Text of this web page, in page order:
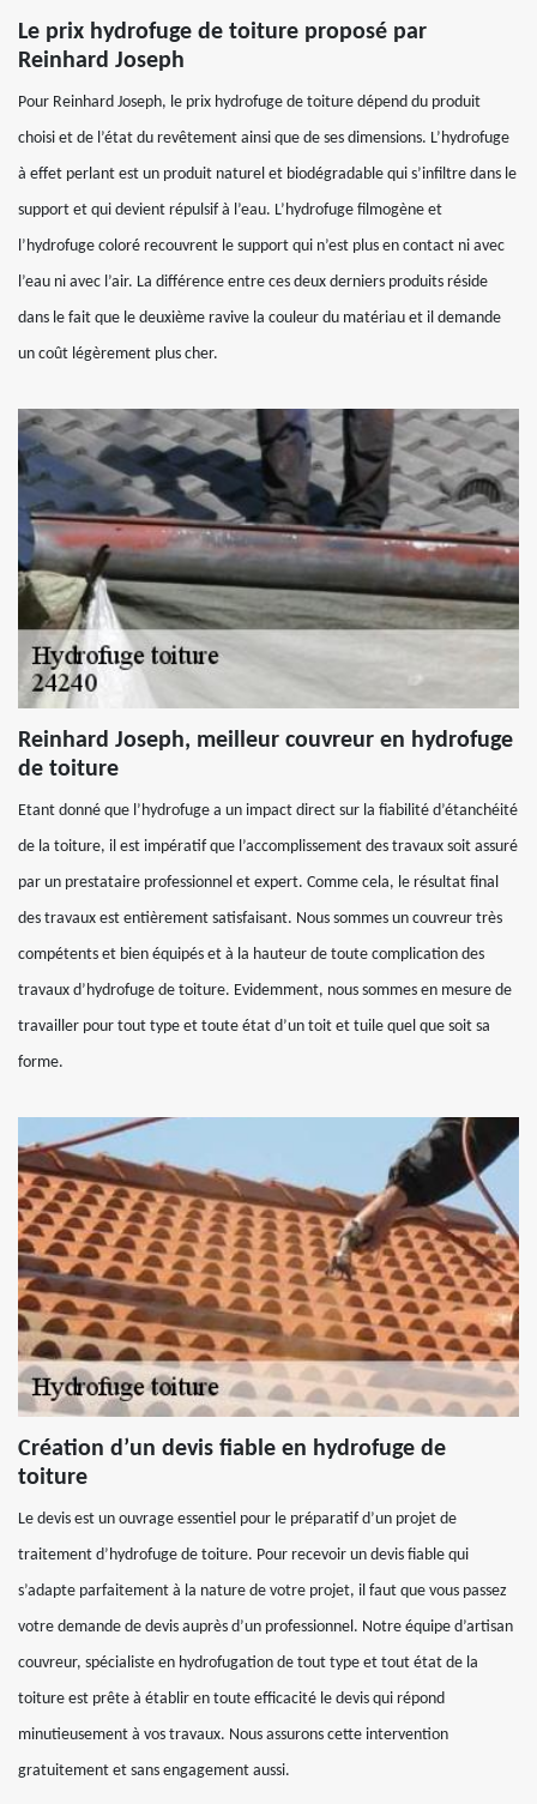
Le prix hydrofuge de toiture proposé par
Reinhard Joseph
Pour Reinhard Joseph, le prix hydrofuge de toiture dépend du produit
choisi et de l’état du revêtement ainsi que de ses dimensions. L’hydrofuge
à effet perlant est un produit naturel et biodégradable qui s’infiltre dans le
support et qui devient répulsif à l’eau. L’hydrofuge filmogène et
l’hydrofuge coloré recouvrent le support qui n’est plus en contact ni avec
l’eau ni avec l’air. La différence entre ces deux derniers produits réside
dans le fait que le deuxième ravive la couleur du matériau et il demande
un coût légèrement plus cher.
Reinhard Joseph, meilleur couvreur en hydrofuge
de toiture
Etant donné que l’hydrofuge a un impact direct sur la fiabilité d’étanchéité
de la toiture, il est impératif que l’accomplissement des travaux soit assuré
par un prestataire professionnel et expert. Comme cela, le résultat final
des travaux est entièrement satisfaisant. Nous sommes un couvreur très
compétents et bien équipés et à la hauteur de toute complication des
travaux d’hydrofuge de toiture. Evidemment, nous sommes en mesure de
travailler pour tout type et toute état d’un toit et tuile quel que soit sa
forme.
Création d’un devis fiable en hydrofuge de
toiture
Le devis est un ouvrage essentiel pour le préparatif d’un projet de
traitement d’hydrofuge de toiture. Pour recevoir un devis fiable qui
s’adapte parfaitement à la nature de votre projet, il faut que vous passez
votre demande de devis auprès d’un professionnel. Notre équipe d’artisan
couvreur, spécialiste en hydrofugation de tout type et tout état de la
toiture est prête à établir en toute efficacité le devis qui répond
minutieusement à vos travaux. Nous assurons cette intervention
gratuitement et sans engagement aussi.